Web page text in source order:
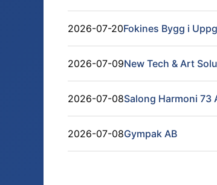
2026-07-20Fokines Bygg i
2026-07-09New Tech & Art
2026-07-08Salong Harmoni 73
2026-07-08Gympak AB